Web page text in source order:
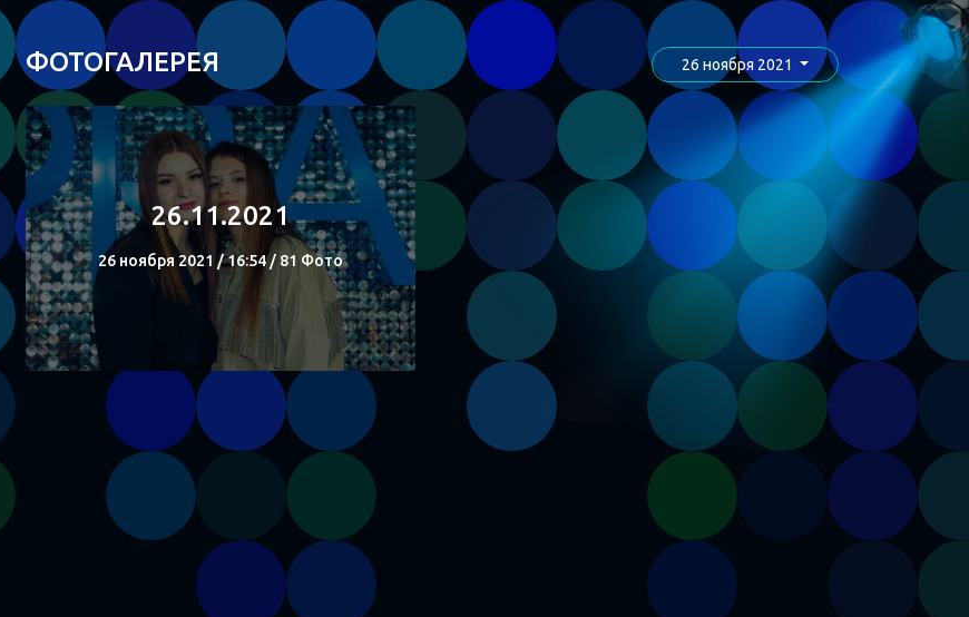
ФОТОГАЛЕРЕЯ 26 ноября 2021
26.11.2021
26 ноября 2021 / 16:54 / 81 Фото
СМОТРЕТЬ
Поделиться